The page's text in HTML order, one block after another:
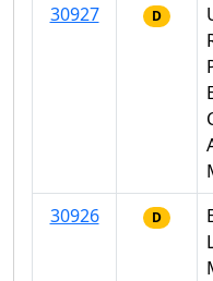
30927
D
30926
D